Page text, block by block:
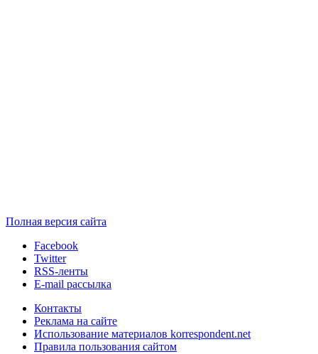
Полная версия сайта
Facebook
Twitter
RSS-ленты
E-mail рассылка
Контакты
Реклама на сайте
Использование материалов korrespondent.net
Правила пользования сайтом